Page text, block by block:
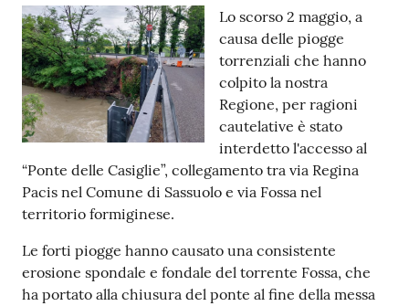
r
t
a
M
e
t
e
o
Tutti
gli
argomenti...
Contenuto
Lo scorso 2 maggio, a
causa delle piogge
torrenziali che hanno
colpito la nostra
Regione, per ragioni
cautelative è stato
interdetto l'accesso al
“Ponte delle Casiglie”, collegamento tra via Regina
Pacis nel Comune di Sassuolo e via Fossa nel
territorio formiginese.
Le forti piogge hanno causato una consistente
erosione spondale e fondale del torrente Fossa, che
ha portato alla chiusura del ponte al fine della messa